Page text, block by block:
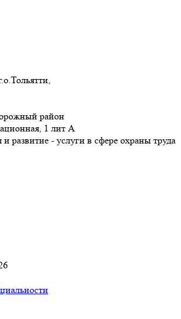
район
1 лит А